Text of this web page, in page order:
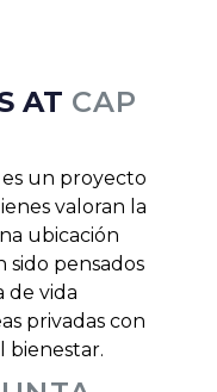
AT CAP
es un proyecto
valoran la
ubicación
sido pensados
de vida
privadas con
bienestar.